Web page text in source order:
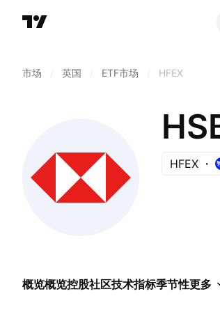
市场 英国 ETF市场 HFEX
HFEX
概览概览控股社区技术指标季节性更多